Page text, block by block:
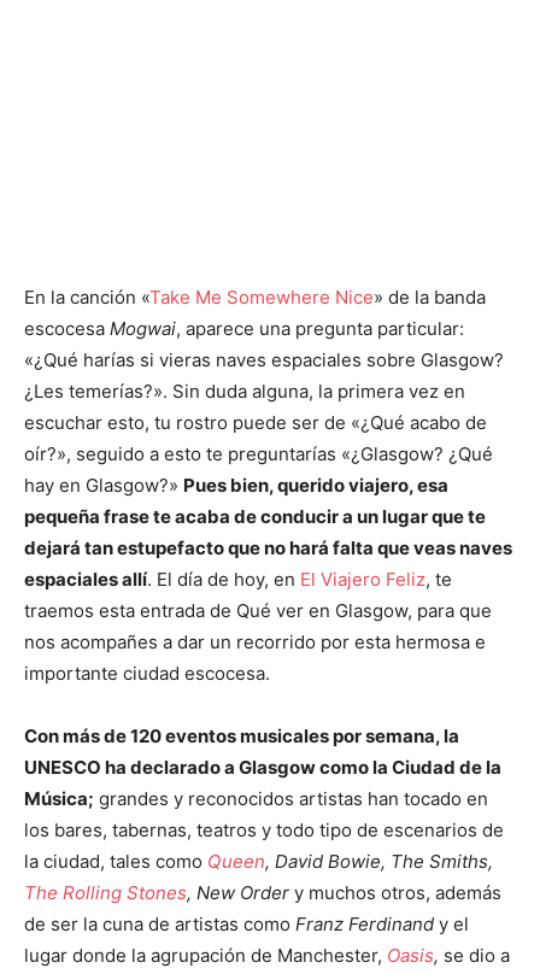
En la canción «Take Me Somewhere Nice» de la banda
escocesa Mogwai, aparece una pregunta particular:
«¿Qué harías si vieras naves espaciales sobre Glasgow?
¿Les temerías?». Sin duda alguna, la primera vez en
escuchar esto, tu rostro puede ser de «¿Qué acabo de
oír?», seguido a esto te preguntarías «¿Glasgow? ¿Qué
hay en Glasgow?» Pues bien, querido viajero, esa
pequeña frase te acaba de conducir a un lugar que te
dejará tan estupefacto que no hará falta que veas naves
espaciales allí. El día de hoy, en El Viajero Feliz, te
traemos esta entrada de Qué ver en Glasgow, para que
nos acompañes a dar un recorrido por esta hermosa e
importante ciudad escocesa.
Con más de 120 eventos musicales por semana, la
UNESCO ha declarado a Glasgow como la Ciudad de la
Música; grandes y reconocidos artistas han tocado en
los bares, tabernas, teatros y todo tipo de escenarios de
la ciudad, tales como Queen, David Bowie, The Smiths,
The Rolling Stones, New Order y muchos otros, además
de ser la cuna de artistas como Franz Ferdinand y el
lugar donde la agrupación de Manchester, Oasis, se dio a